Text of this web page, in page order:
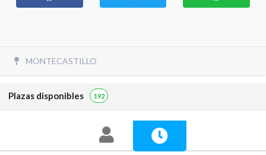
MONTECASTILLO
Plazas disponibles 192